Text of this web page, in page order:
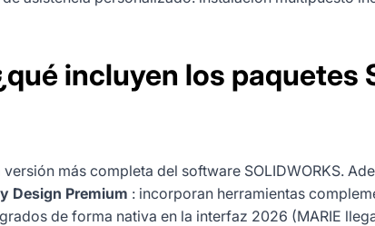
incluyen los
versión más completa del software SOLIDWORKS.
Design Premium : incorporan herramientas
de forma nativa en la interfaz 2026 (MARIE